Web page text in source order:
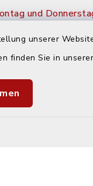
unserer
finden Sie in
und
18:00 Uhr